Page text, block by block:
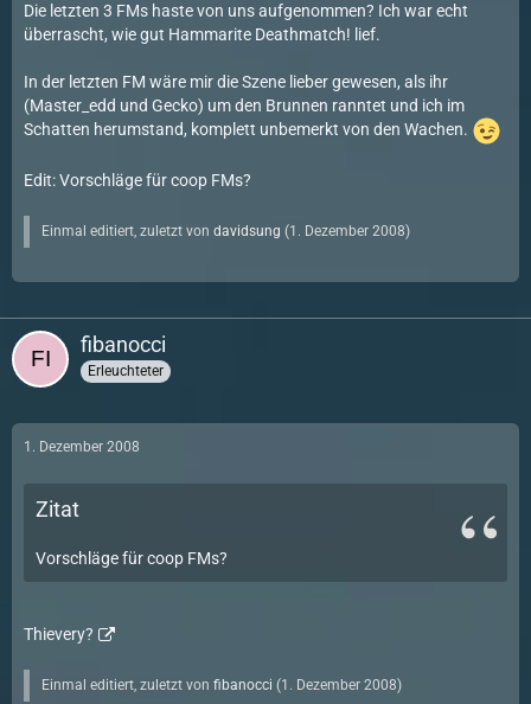
Die letzten 3 FMs haste von uns aufgenommen? Ich war echt
überrascht, wie gut Hammarite Deathmatch! lief.
In der letzten FM wäre mir die Szene lieber gewesen, als ihr
(Master_edd und Gecko) um den Brunnen ranntet und ich im
Schatten herumstand, komplett unbemerkt von den Wachen.
Edit: Vorschläge für coop FMs?
Einmal editiert, zuletzt von davidsung (1. Dezember 2008)
fibanocci
Erleuchteter
1. Dezember 2008
Zitat
Vorschläge für coop FMs?
Thievery?
Einmal editiert, zuletzt von fibanocci (1. Dezember 2008)